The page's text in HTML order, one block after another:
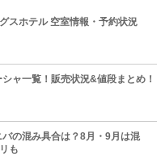
スホテル 空室情報・予約状況
ャ一覧！販売状況&値段まとめ！
の混み具合は？8月・9月は混
も